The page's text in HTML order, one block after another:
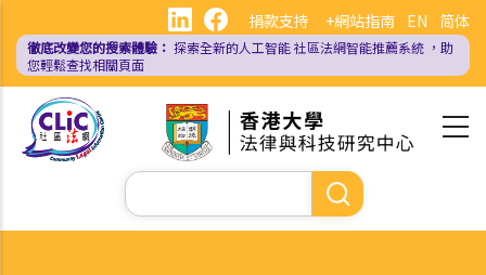
內
EN 简体
捐款支持 +網站指南
徹底改變您的搜索體驗： 探索全新的人工智能社區法網智能推薦系統 ，助
您輕鬆查找相關頁面
Search